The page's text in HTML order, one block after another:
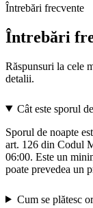
Întrebări frecvente
Întrebări
Răspunsuri la cele
detalii.
Cât este sporul
Sporul de noapte
art. 126 din Codul
06:00. Este un
poate prevedea un
Cum se plătesc